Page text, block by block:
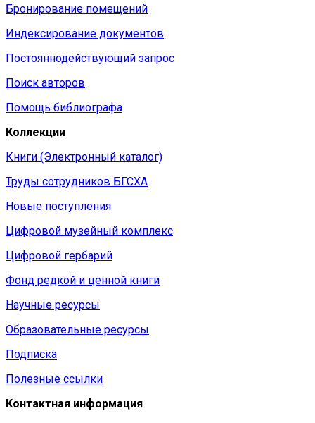
Бронирование помещений
Индексирование документов
Постояннодействующий запрос
Поиск авторов
Помощь библиографа
Коллекции
Книги (Электронный каталог)
Труды сотрудников БГСХА
Новые поступления
Цифровой музейный комплекс
Цифровой гербарий
Фонд редкой и ценной книги
Научные ресурсы
Образовательные ресурсы
Подписка
Полезные ссылки
Контактная информация